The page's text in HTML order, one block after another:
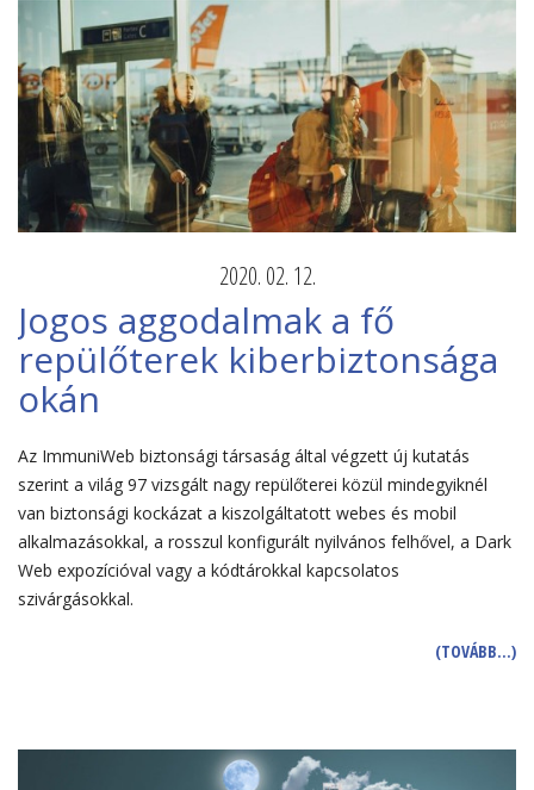
2020. 02. 12.
Jogos aggodalmak a fő
repülőterek kiberbiztonsága
okán
Az ImmuniWeb biztonsági társaság által végzett új kutatás
szerint a világ 97 vizsgált nagy repülőterei közül mindegyiknél
van biztonsági kockázat a kiszolgáltatott webes és mobil
alkalmazásokkal, a rosszul konfigurált nyilvános felhővel, a Dark
Web expozícióval vagy a kódtárokkal kapcsolatos
szivárgásokkal.
(TOVÁBB…)